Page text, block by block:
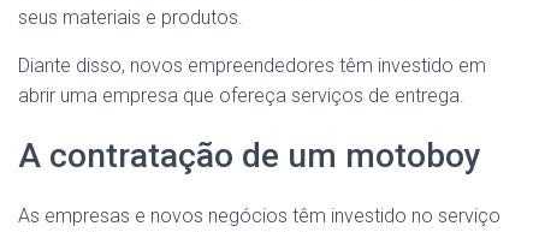
seus materiais e produtos.
Diante disso, novos empreendedores têm investido em
abrir uma empresa que ofereça serviços de entrega.
A contratação de um motoboy
As empresas e novos negócios têm investido no serviço